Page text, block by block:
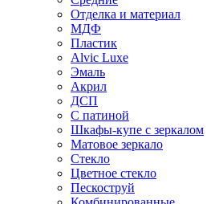
Отделка и материал
МДФ
Пластик
Alvic Luxe
Эмаль
Акрил
ДСП
С патиной
Шкафы-купе с зеркалом
Матовое зеркало
Стекло
Цветное стекло
Пескоструй